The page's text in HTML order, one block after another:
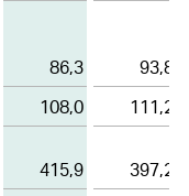
86,3
93,8
108,0
111,2
415,9
397,2